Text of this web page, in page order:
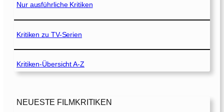
n
d
Y
r
s
Nur ausführliche Kritiken
Kritiken zu TV-Serien
Kritiken-Übersicht A-Z
NEUESTE FILMKRITIKEN